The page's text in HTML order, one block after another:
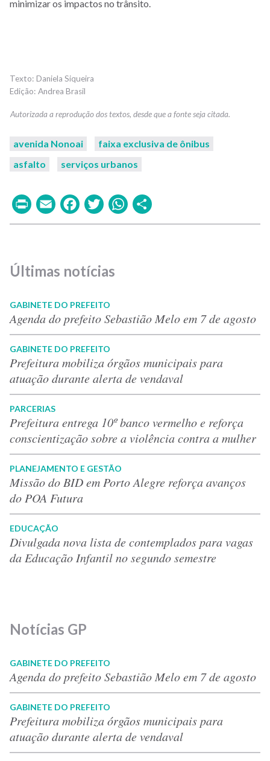
minimizar os impactos no trânsito.
Daniela Siqueira
Andrea Brasil
avenida Nonoai
faixa exclusiva de ônibus
asfalto
serviços urbanos
PrintEmailFacebook
TwitterWhatsApp
Últimas notícias
GABINETE DO PREFEITO
Agenda do prefeito Sebastião Melo em 7 de agosto
GABINETE DO PREFEITO
Prefeitura mobiliza órgãos municipais para
atuação durante alerta de vendaval
PARCERIAS
Prefeitura entrega 10º banco vermelho e reforça
conscientização sobre a violência contra a mulher
PLANEJAMENTO E GESTÃO
Missão do BID em Porto Alegre reforça avanços
do POA Futura
EDUCAÇÃO
Divulgada nova lista de contemplados para vagas
da Educação Infantil no segundo semestre
Notícias GP
GABINETE DO PREFEITO
Agenda do prefeito Sebastião Melo em 7 de agosto
GABINETE DO PREFEITO
Prefeitura mobiliza órgãos municipais para
atuação durante alerta de vendaval